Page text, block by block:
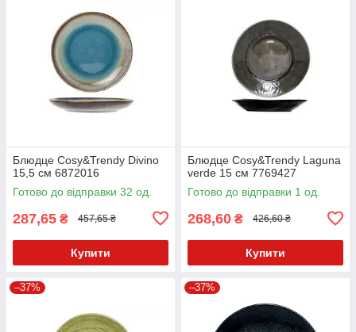
Блюдце Cosy&Trendy Divino
15,5 см 6872016
Готово до відправки 32 од.
287,65 ₴ 457,65 ₴
Купити
Блюдце Cosy&Trendy Laguna
verde 15 см 7769427
Готово до відправки 1 од.
268,60 ₴ 426,60 ₴
Купити
–37% –37%